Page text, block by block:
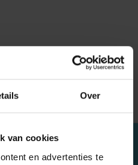
Over
van cookies
en advertenties te